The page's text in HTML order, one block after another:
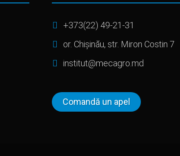
+373(22) 49-21-31
or. Chișinău, str. Miron Costin 7
institut@mecagro.md
Comandă un apel